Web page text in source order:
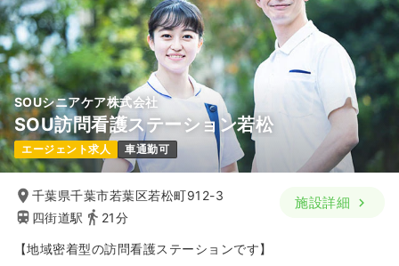
SOUシニアケア株式会社
SOU訪問看護ステーション若松
エージェント求人 車通勤可
千葉県千葉市若葉区若松町912-3
四街道駅
21分
施設詳細
【地域密着型の訪問看護ステーションです】